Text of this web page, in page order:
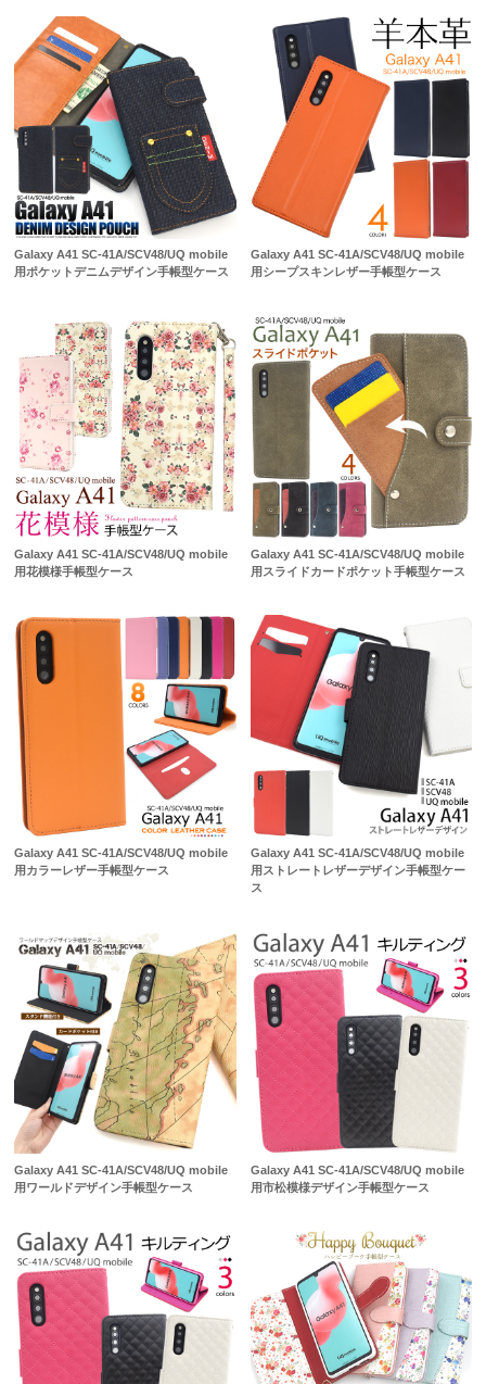
Galaxy A41 SC-41A/SCV48/UQ mobile
用ポケットデニムデザイン手帳型ケース
Galaxy A41 SC-41A/SCV48/UQ mobile
用シープスキンレザー手帳型ケース
Galaxy A41 SC-41A/SCV48/UQ mobile
用花模様手帳型ケース
Galaxy A41 SC-41A/SCV48/UQ mobile
用スライドカードポケット手帳型ケース
Galaxy A41 SC-41A/SCV48/UQ mobile
用カラーレザー手帳型ケース
Galaxy A41 SC-41A/SCV48/UQ mobile
用ストレートレザーデザイン手帳型ケー
ス
Galaxy A41 SC-41A/SCV48/UQ mobile
用ワールドデザイン手帳型ケース
Galaxy A41 SC-41A/SCV48/UQ mobile
用市松模様デザイン手帳型ケース